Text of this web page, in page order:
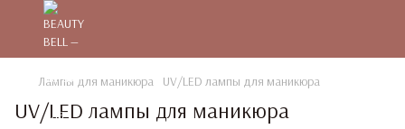
Лампы для маникюра UV/LED лампы для маникюра
UV/LED лампы для маникюра